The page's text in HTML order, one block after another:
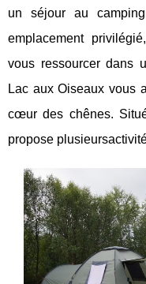
un séjour au
emplacement
vous ressourcer dans
Lac aux Oiseaux vous
cœur des chênes.
propose